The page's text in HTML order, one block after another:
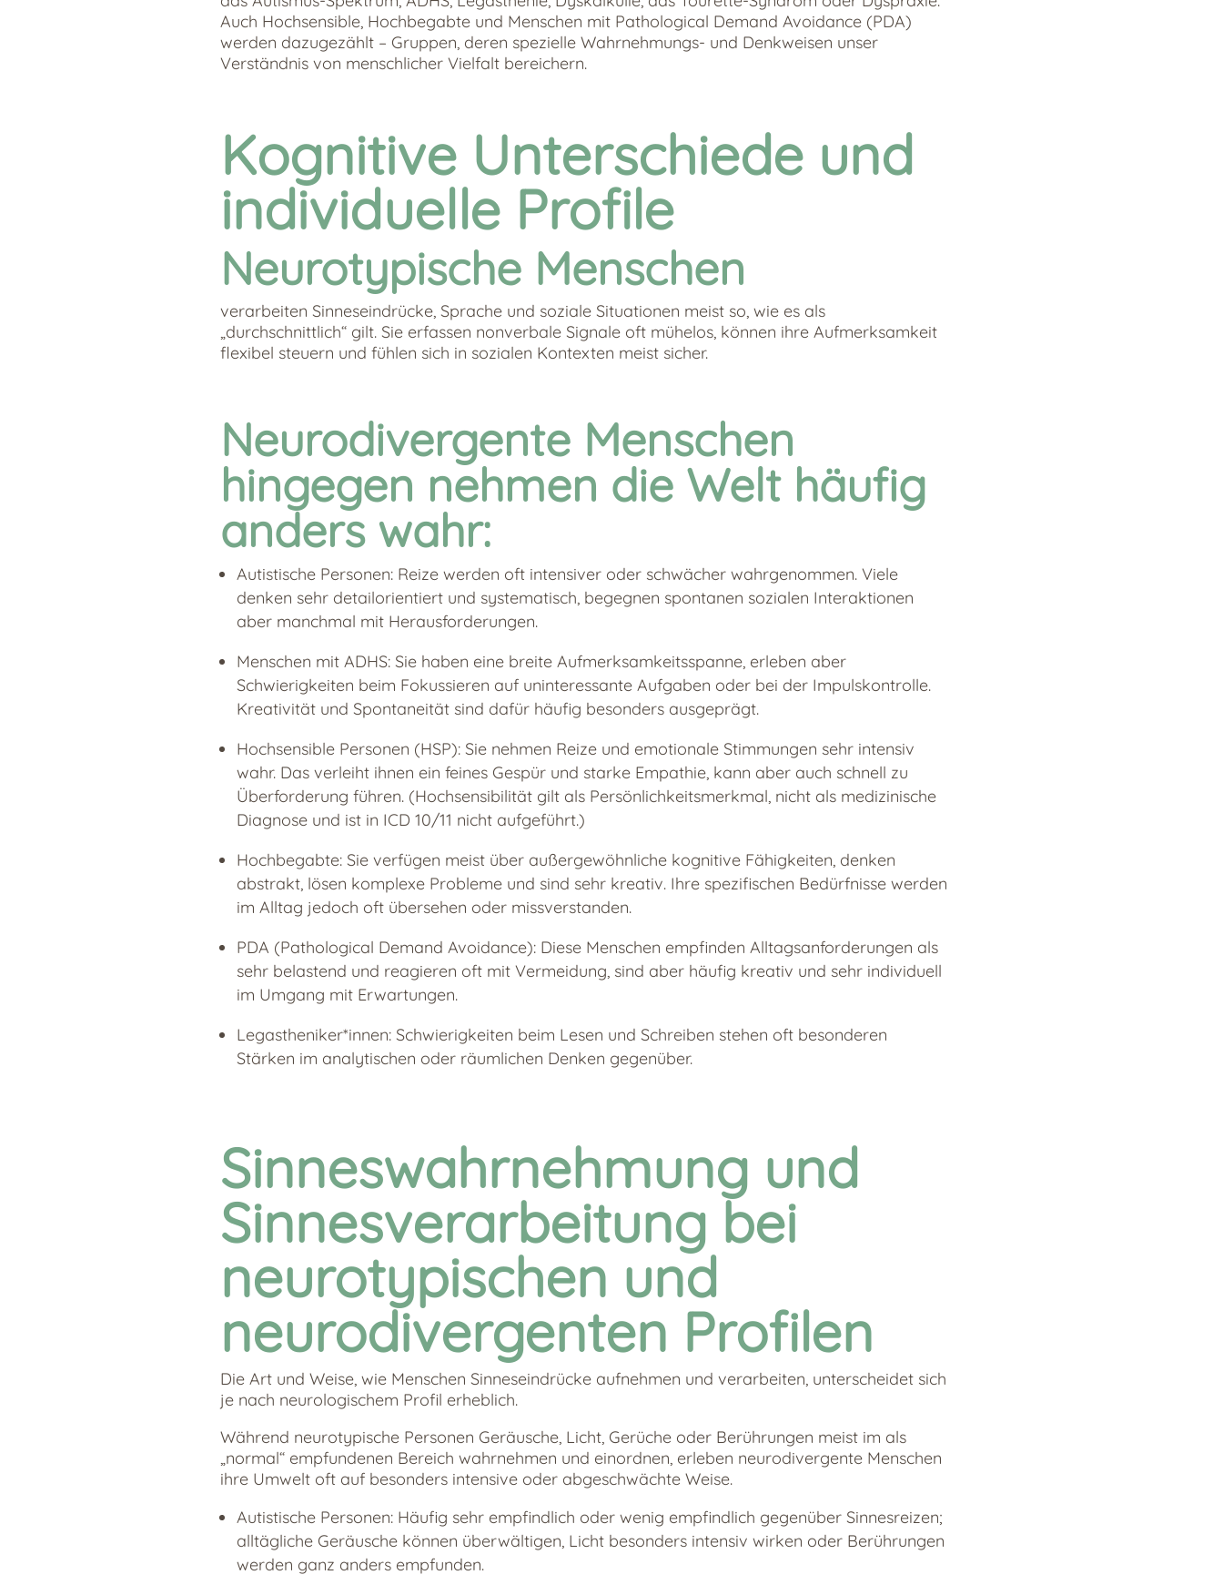
Auch Hochsensible, Hochbegabte und Menschen mit Pathological Demand Avoidance (PDA)
werden dazugezählt – Gruppen, deren spezielle Wahrnehmungs- und Denkweisen unser
Verständnis von menschlicher Vielfalt bereichern.
Kognitive Unterschiede und
individuelle Profile
Neurotypische Menschen
verarbeiten Sinneseindrücke, Sprache und soziale Situationen meist so, wie es als
„durchschnittlich“ gilt. Sie erfassen nonverbale Signale oft mühelos, können ihre Aufmerksamkeit
flexibel steuern und fühlen sich in sozialen Kontexten meist sicher.
Neurodivergente Menschen
hingegen nehmen die Welt häufig
anders wahr:
Autistische Personen: Reize werden oft intensiver oder schwächer wahrgenommen. Viele
denken sehr detailorientiert und systematisch, begegnen spontanen sozialen Interaktionen
aber manchmal mit Herausforderungen.
Menschen mit ADHS: Sie haben eine breite Aufmerksamkeitsspanne, erleben aber
Schwierigkeiten beim Fokussieren auf uninteressante Aufgaben oder bei der Impulskontrolle.
Kreativität und Spontaneität sind dafür häufig besonders ausgeprägt.
Hochsensible Personen (HSP): Sie nehmen Reize und emotionale Stimmungen sehr intensiv
wahr. Das verleiht ihnen ein feines Gespür und starke Empathie, kann aber auch schnell zu
Überforderung führen. (Hochsensibilität gilt als Persönlichkeitsmerkmal, nicht als medizinische
Diagnose und ist in ICD 10/11 nicht aufgeführt.)
Hochbegabte: Sie verfügen meist über außergewöhnliche kognitive Fähigkeiten, denken
abstrakt, lösen komplexe Probleme und sind sehr kreativ. Ihre spezifischen Bedürfnisse werden
im Alltag jedoch oft übersehen oder missverstanden.
PDA (Pathological Demand Avoidance): Diese Menschen empfinden Alltagsanforderungen als
sehr belastend und reagieren oft mit Vermeidung, sind aber häufig kreativ und sehr individuell
im Umgang mit Erwartungen.
Legastheniker*innen: Schwierigkeiten beim Lesen und Schreiben stehen oft besonderen
Stärken im analytischen oder räumlichen Denken gegenüber.
Sinneswahrnehmung und
Sinnesverarbeitung bei
neurotypischen und
neurodivergenten Profilen
Die Art und Weise, wie Menschen Sinneseindrücke aufnehmen und verarbeiten, unterscheidet sich
je nach neurologischem Profil erheblich.
Während neurotypische Personen Geräusche, Licht, Gerüche oder Berührungen meist im als
„normal“ empfundenen Bereich wahrnehmen und einordnen, erleben neurodivergente Menschen
ihre Umwelt oft auf besonders intensive oder abgeschwächte Weise.
Autistische Personen: Häufig sehr empfindlich oder wenig empfindlich gegenüber Sinnesreizen;
alltägliche Geräusche können überwältigen, Licht besonders intensiv wirken oder Berührungen
werden ganz anders empfunden.